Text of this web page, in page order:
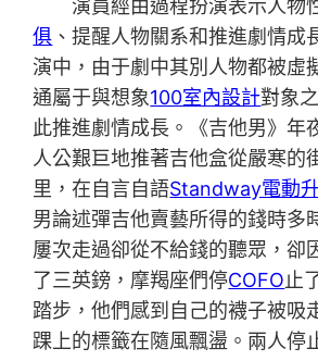
演員經由過程扮演表示人物
俱 、提醒人物關系和推進劇情成
演中，由于劇中其別人物都被虛
通屬于與想象100室內設計對象
此推進劇情成長。《吉他男》年
人公艱巨地推著吉他盒從嚴寒的
里，在自言自語Standway電動
男論述彈吉他賣藝所得的錢時多
屢次走過卻從不給錢的聽眾，卻
了三英鎊，摩羯座們停COFO止
踏步，他們感到自己的襪子被吸
踝上的標籤在隨風飄盪。兩人停